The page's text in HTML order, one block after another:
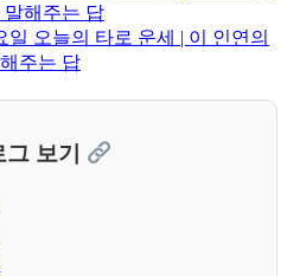
해주는 답
일 오늘의 타로 운세 | 이 인연의
주는 답
보기